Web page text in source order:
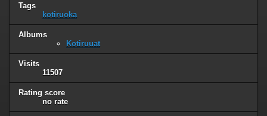
Tags
kotiruoka
Albums
Kotiruuat
Visits
11507
Rating score
no rate